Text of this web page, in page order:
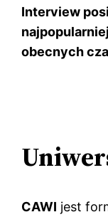
Interview
obecnych
CAWI jest